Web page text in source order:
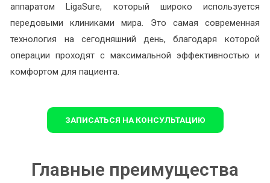
аппаратом LigaSure, который широко используется
передовыми клиниками мира. Это самая современная
технология на сегодняшний день, благодаря которой
операции проходят с максимальной эффективностью и
комфортом для пациента.
ЗАПИСАТЬСЯ НА КОНСУЛЬТАЦИЮ
Главные преимущества